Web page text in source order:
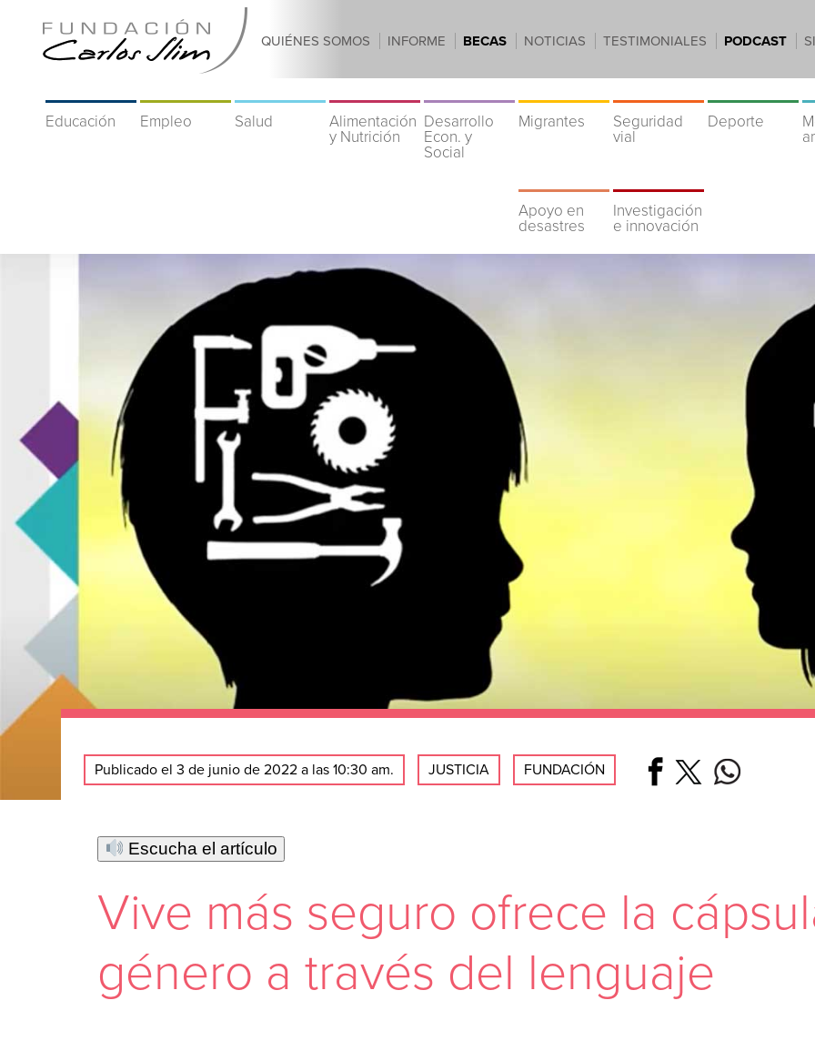
QUIÉNES SOMOS INFORME BECAS NOTICIAS TESTIMONIALES PODCAST
Educación Empleo Salud
Alimentación
y Nutrición
Desarrollo
Econ. y
Social
Migrantes
Seguridad
vial
Deporte
Apoyo en
desastres
Investigación
e innovación
Publicado el 3 de junio de 2022 a las 10:30 am. JUSTICIA FUNDACIÓN
Escucha el artículo
Vive más seguro ofrece la
género a través del lenguaje